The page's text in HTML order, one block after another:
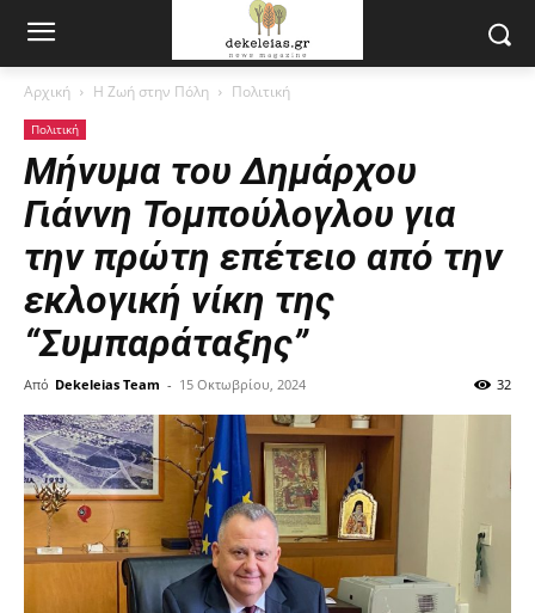
Αρχική Η Ζωή στην Πόλη Πολιτική
Πολιτική
Μήνυμα του Δημάρχου
Γιάννη Τομπούλογλου για
την πρώτη επέτειο από την
εκλογική νίκη της
“Συμπαράταξης”
Από Dekeleias Team - 15 Οκτωβρίου, 2024 32